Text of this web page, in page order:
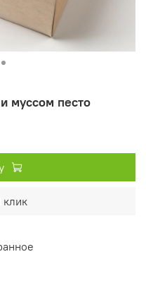
муссом песто
клик